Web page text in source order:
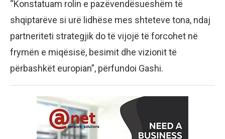
“Konstatuam rolin e pazëvendësueshëm të
shqiptarëve si urë lidhëse mes shteteve tona, ndaj
partneriteti strategjik do të vijojë të forcohet në
frymën e miqësisë, besimit dhe vizionit të
përbashkët europian”, përfundoi Gashi.